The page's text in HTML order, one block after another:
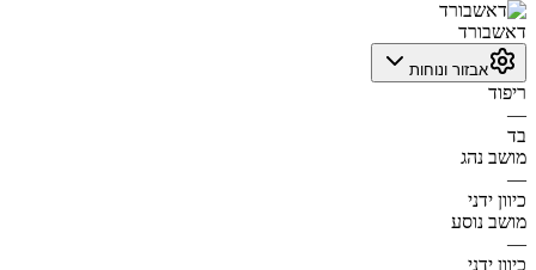
דאשבורד
אבזור ונוחות
ריפוד
—
בד
מושב נהג
—
כיוון ידני
מושב נוסע
—
כיוון ידני